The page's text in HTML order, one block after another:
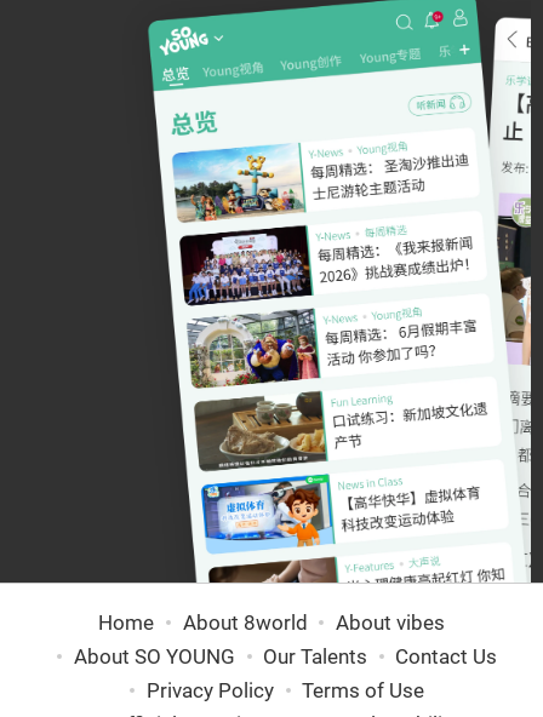
Home About 8world
About vibes
About SO YOUNG
Our Talents
Contact Us
Privacy Policy
Terms of Use